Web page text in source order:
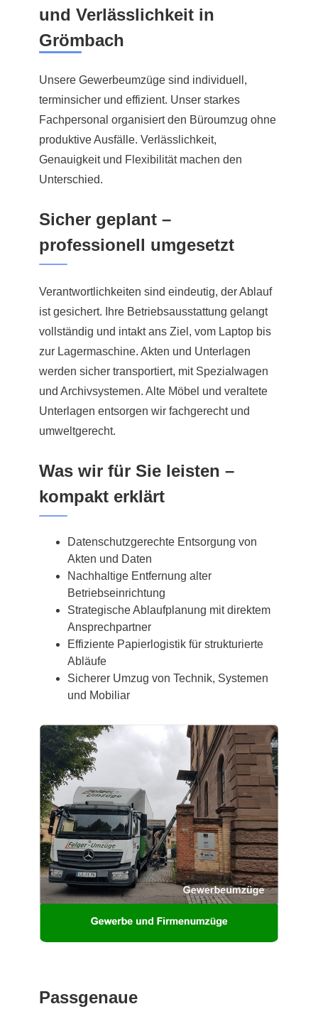
und Verlässlichkeit in
Grömbach
Unsere Gewerbeumzüge sind individuell,
terminsicher und effizient. Unser starkes
Fachpersonal organisiert den Büroumzug ohne
produktive Ausfälle. Verlässlichkeit,
Genauigkeit und Flexibilität machen den
Unterschied.
Sicher geplant –
professionell umgesetzt
Verantwortlichkeiten sind eindeutig, der Ablauf
ist gesichert. Ihre Betriebsausstattung gelangt
vollständig und intakt ans Ziel, vom Laptop bis
zur Lagermaschine. Akten und Unterlagen
werden sicher transportiert, mit Spezialwagen
und Archivsystemen. Alte Möbel und veraltete
Unterlagen entsorgen wir fachgerecht und
umweltgerecht.
Was wir für Sie leisten –
kompakt erklärt
Datenschutzgerechte Entsorgung von
Akten und Daten
Nachhaltige Entfernung alter
Betriebseinrichtung
Strategische Ablaufplanung mit direktem
Ansprechpartner
Effiziente Papierlogistik für strukturierte
Abläufe
Sicherer Umzug von Technik, Systemen
und Mobiliar
Passgenaue